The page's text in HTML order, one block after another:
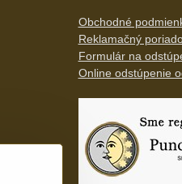
Obchodné
Reklamačný
Formulár na
Online odstúpenie